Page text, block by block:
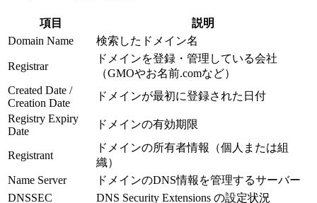
項目
説明
Domain Name
検索したドメイン名
Registrar
ドメインを登録・管理している会社
（GMOやお名前.comなど）
Created Date /
Creation Date
ドメインが最初に登録された日付
Registry Expiry
Date
ドメインの有効期限
Registrant
ドメインの所有者情報（個人または組
織）
Name Server
ドメインのDNS情報を管理するサーバー
DNSSEC
DNS Security Extensions の設定状況